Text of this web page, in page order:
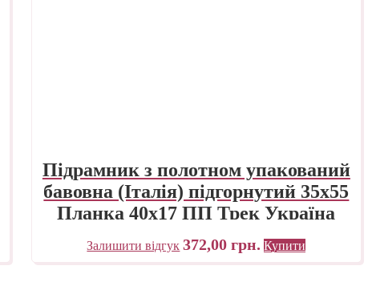
Підрамник з полотном упакований
бавовна (Італія) підгорнутий 35х55
Планка 40х17 ПП Трек Україна
Залишити відгук 372,00грн. Купити